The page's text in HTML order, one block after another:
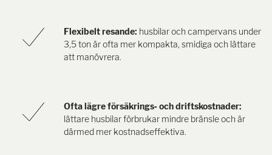
Flexibelt resande: husbilar och campervans under
3,5 ton är ofta mer kompakta, smidiga och lättare
att manövrera.
Ofta lägre försäkrings‑ och driftskostnader:
lättare husbilar förbrukar mindre bränsle och är
därmed mer kostnadseffektiva.